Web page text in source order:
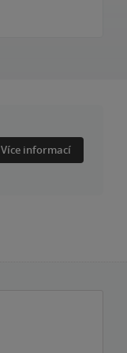
Více informací